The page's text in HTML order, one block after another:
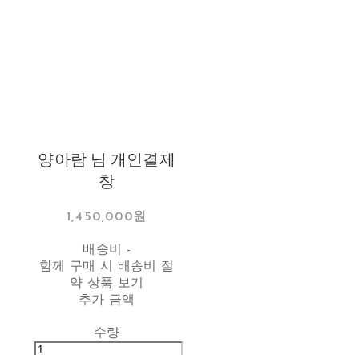
양아람 님 개인결제
창
1,450,000원
배송비 -
함께 구매 시 배송비 절
약 상품 보기
추가 금액
수량